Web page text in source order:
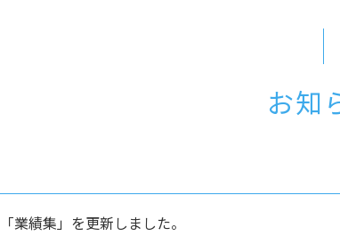
お知
「業績集」を更新しました。